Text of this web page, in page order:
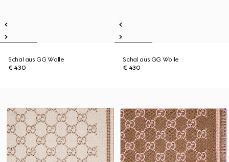
Schal aus GG Wolle
€ 430
Schal aus GG Wolle
€ 430